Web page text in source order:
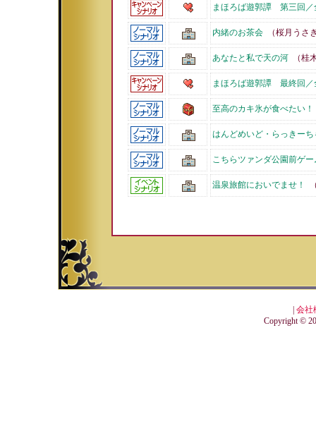
まほろば遊郭譚 第三回／
内緒のお茶会 （桜月うさ
あなたと私で天の河 （桂
まほろば遊郭譚 最終回／
至高のカキ氷が食べたい！
はんどめいど・らっきー
こちらツァンダ公園前ゲ
温泉旅館においでませ！
会社
Copyright ©